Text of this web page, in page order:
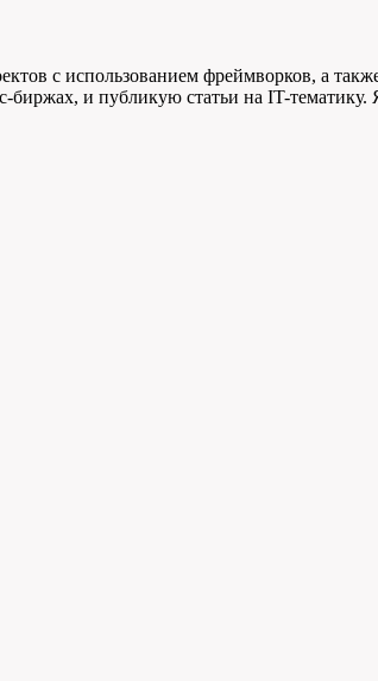
с использованием фреймворков, а
и публикую статьи на IT-тематику.